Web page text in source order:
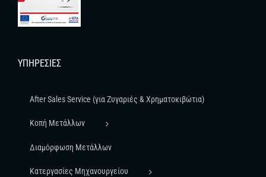
ΥΠΗΡΕΣΊΕΣ
After Sales Service (για Ζυγαριές & Χρηματοκιβώτια)
Κοπή Μετάλλων
Διαμόρφωση Μετάλλων
Κατεργασίες Μηχανουργείου